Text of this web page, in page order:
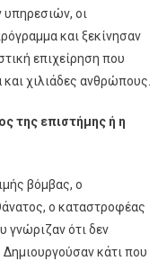
οι
και ξεκίνησαν
επιχείρηση που
χιλιάδες ανθρώπους.
της επιστήμης ή η
βόμβας, ο
ο καταστροφέας
γνώριζαν ότι δεν
κάτι που